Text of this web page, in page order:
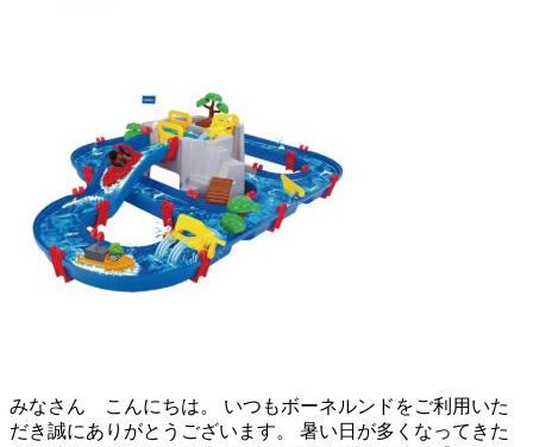
みなさん こんにちは。 いつもボーネルンドをご利用いた
だき誠にありがとうございます。 暑い日が多くなってきた